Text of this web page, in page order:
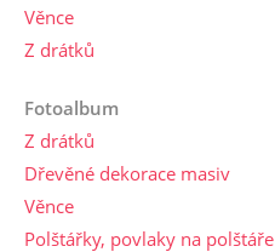
Věnce
Z drátků
Fotoalbum
Z drátků
Dřevěné dekorace masiv
Věnce
Polštářky, povlaky na polštáře